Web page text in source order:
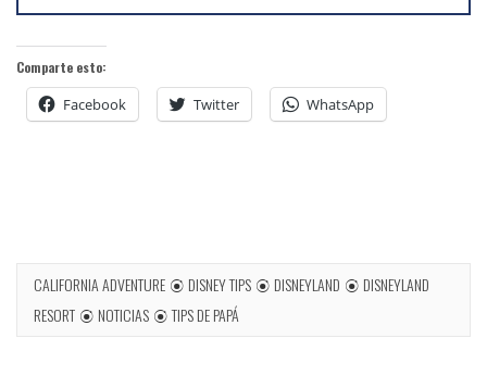
Comparte esto:
Facebook Twitter WhatsApp
CALIFORNIA ADVENTURE DISNEY TIPS DISNEYLAND
DISNEYLAND
RESORT
NOTICIAS TIPS DE PAPÁ